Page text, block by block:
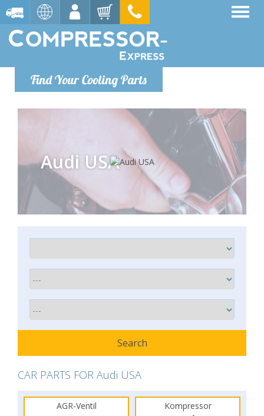
Find Your Cooling Parts
Audi USA
CAR PARTS FOR Audi USA
AGR-Ventil Kompressor